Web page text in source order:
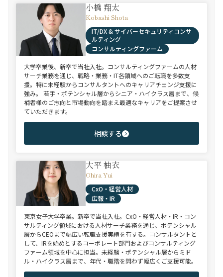
小橋 翔太
Kobashi Shota
IT/DX & サイバーセキュリティコンサ
ルティング
コンサルティングファーム
大学卒業後、新卒で当社入社。コンサルティングファームの人材
サーチ業務を通じ、戦略・業務・IT各領域へのご転職を多数支
援。特に未経験からコンサルタントへのキャリアチェンジ支援に
強み。 若手・ポテンシャル層からシニア・ハイクラス層まで、候
補者様のご志向と市場動向を踏まえ最適なキャリアをご提案させ
ていただきます。
相談する
大平 柚衣
Ohira Yui
CxO・経営人材
広報・IR
東京女子大学卒業。新卒で当社入社。CxO・経営人材・IR・コン
サルティング領域における人材サーチ業務を通じ、ポテンシャル
層からCEOまで幅広い転職支援実績を有する。コンサルタントと
して、IRを始めとするコーポレート部門およびコンサルティング
ファーム領域を中心に担当。未経験・ポテンシャル層からミド
ル・ハイクラス層まで、年代・職階を問わず幅広くご支援可能。